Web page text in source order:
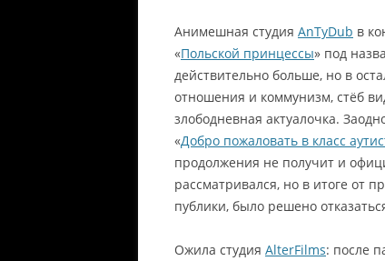
Анимешная студия AnTyDub в
«Польской принцессы» под
действительно больше, но в
отношения и коммунизм, стёб
злободневная актуалочка.
«Добро пожаловать в класс
продолжения не получит и
рассматривался, но в итоге от
публики, было решено
Ожила студия AlterFilms: после